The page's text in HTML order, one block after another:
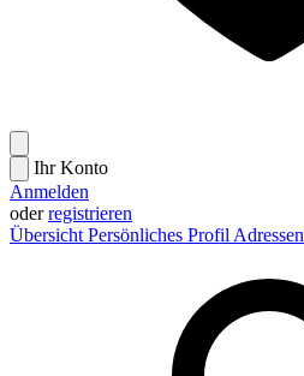
Ihr Konto
Anmelden
oderregistrieren
Übersicht Persönliches Profil Adressen